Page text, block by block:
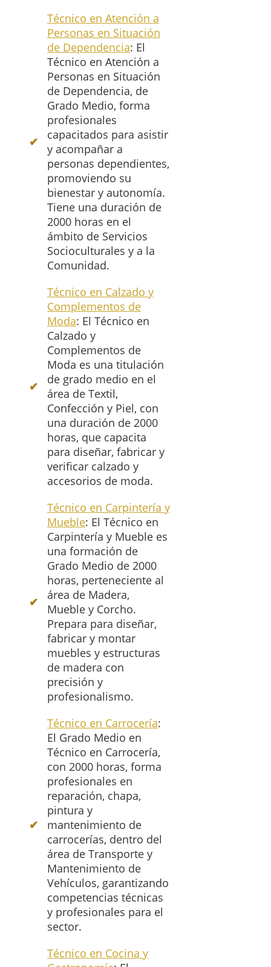
Técnico en Atención a
Personas en Situación
de Dependencia: El
Técnico en Atención a
Personas en Situación
de Dependencia, de
Grado Medio, forma
profesionales
capacitados para asistir
y acompañar a
personas dependientes,
promoviendo su
bienestar y autonomía.
Tiene una duración de
2000 horas en el
ámbito de Servicios
Socioculturales y a la
Comunidad.
Técnico en Calzado y
Complementos de
Moda: El Técnico en
Calzado y
Complementos de
Moda es una titulación
de grado medio en el
área de Textil,
Confección y Piel, con
una duración de 2000
horas, que capacita
para diseñar, fabricar y
verificar calzado y
accesorios de moda.
Técnico en Carpintería y
Mueble: El Técnico en
Carpintería y Mueble es
una formación de
Grado Medio de 2000
horas, perteneciente al
área de Madera,
Mueble y Corcho.
Prepara para diseñar,
fabricar y montar
muebles y estructuras
de madera con
precisión y
profesionalismo.
Técnico en Carrocería:
El Grado Medio en
Técnico en Carrocería,
con 2000 horas, forma
profesionales en
reparación, chapa,
pintura y
mantenimiento de
carrocerías, dentro del
área de Transporte y
Mantenimiento de
Vehículos, garantizando
competencias técnicas
y profesionales para el
sector.
Técnico en Cocina y